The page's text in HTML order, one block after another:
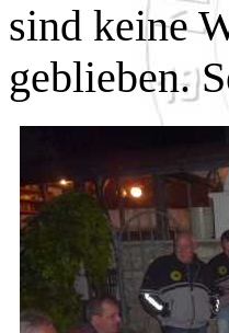
sind keine
geblieben.